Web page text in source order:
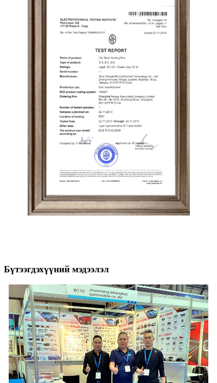
Бүтээгдэхүүний мэдээлэл